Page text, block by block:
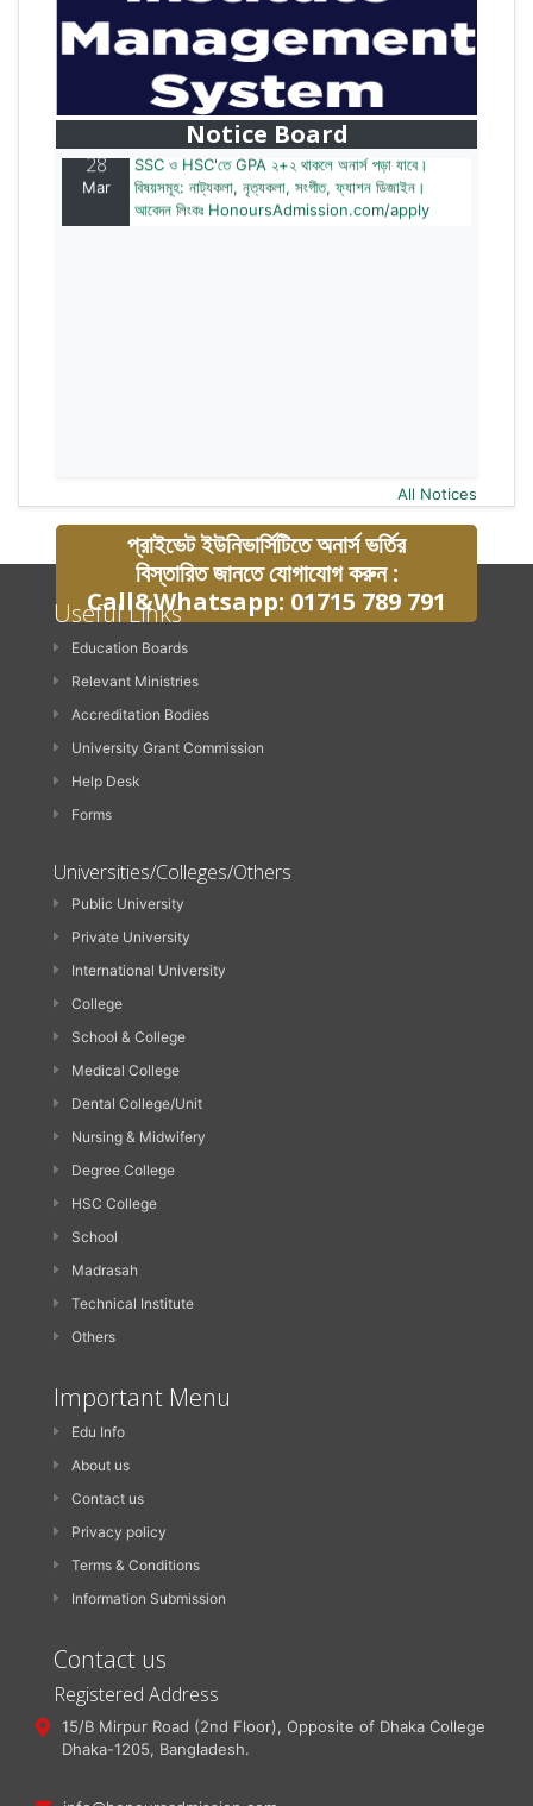
Notice Board
বাজেটের মধ্যে প্রাইভেট ইউনিভার্সিটিতে অনার্স পড়ার সুযোগ।
২০টির অধিক বিষয়, ৪ বছরে মোট খরচ ২ লক্ষ থেকে ৫ লক্ষ টাকা।
আবেদন লিংকঃ HonoursAdmission.com/apply
28
Mar
SSC ও HSC'তে GPA ২+২ থাকলে অনার্স পড়া যাবে।
বিষয়সমূহ: নাট্যকলা, নৃত্যকলা, সংগীত, ফ্যাশন ডিজাইন।
আবেদন লিংকঃ HonoursAdmission.com/apply
All Notices
প্রাইভেট ইউনিভার্সিটিতে অনার্স ভর্তির
বিস্তারিত জানতে যোগাযোগ করুন :
Call&Whatsapp: 01715 789 791
Useful Links
Education Boards
Relevant Ministries
Accreditation Bodies
University Grant Commission
Help Desk
Forms
Universities/Colleges/Others
Public University
Private University
International University
College
School & College
Medical College
Dental College/Unit
Nursing & Midwifery
Degree College
HSC College
School
Madrasah
Technical Institute
Others
Important Menu
Edu Info
About us
Contact us
Privacy policy
Terms & Conditions
Information Submission
Contact us
Registered Address
15/B Mirpur Road (2nd Floor), Opposite of Dhaka College
Dhaka-1205, Bangladesh.